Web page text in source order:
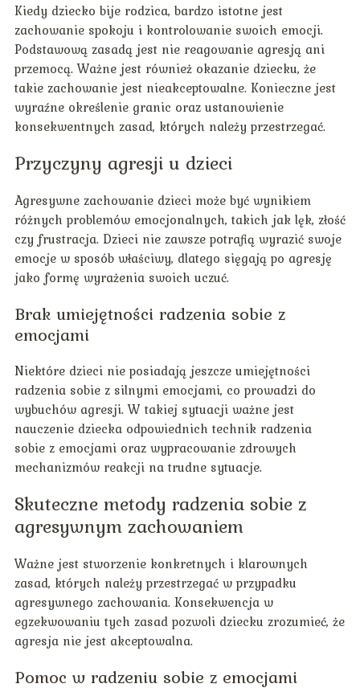
Kiedy dziecko bije rodzica, bardzo istotne jest
zachowanie spokoju i kontrolowanie swoich emocji.
Podstawową zasadą jest nie reagowanie agresją ani
przemocą. Ważne jest również okazanie dziecku, że
takie zachowanie jest nieakceptowalne. Konieczne jest
wyraźne określenie granic oraz ustanowienie
konsekwentnych zasad, których należy przestrzegać.
Przyczyny agresji u dzieci
Agresywne zachowanie dzieci może być wynikiem
różnych problemów emocjonalnych, takich jak lęk, złość
czy frustracja. Dzieci nie zawsze potrafią wyrazić swoje
emocje w sposób właściwy, dlatego sięgają po agresję
jako formę wyrażenia swoich uczuć.
Brak umiejętności radzenia sobie z
emocjami
Niektóre dzieci nie posiadają jeszcze umiejętności
radzenia sobie z silnymi emocjami, co prowadzi do
wybuchów agresji. W takiej sytuacji ważne jest
nauczenie dziecka odpowiednich technik radzenia
sobie z emocjami oraz wypracowanie zdrowych
mechanizmów reakcji na trudne sytuacje.
Skuteczne metody radzenia sobie z
agresywnym zachowaniem
Ważne jest stworzenie konkretnych i klarownych
zasad, których należy przestrzegać w przypadku
agresywnego zachowania. Konsekwencja w
egzekwowaniu tych zasad pozwoli dziecku zrozumieć, że
agresja nie jest akceptowalna.
Pomoc w radzeniu sobie z emocjami